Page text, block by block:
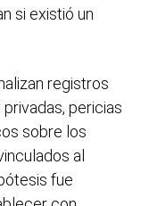
si existió un
registros
pericias
sobre los
al
fue